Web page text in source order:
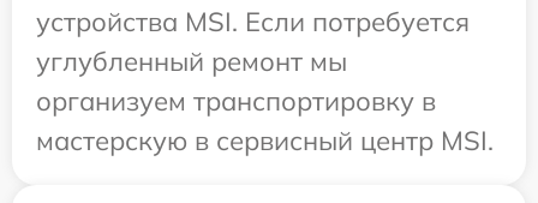
устройства MSI. Если потребуется
углубленный ремонт мы
организуем транспортировку в
мастерскую в сервисный центр MSI.